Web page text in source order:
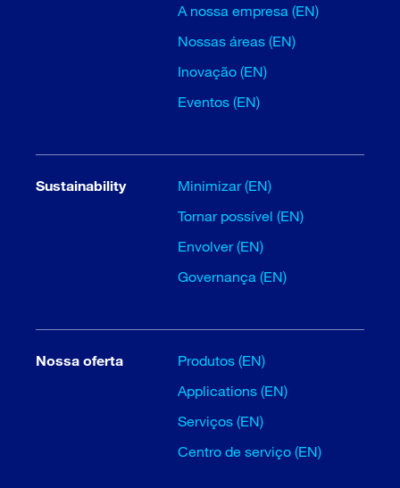
A nossa empresa (EN)
Nossas áreas (EN)
Inovação (EN)
Eventos (EN)
Sustainability
Minimizar (EN)
Tornar possível (EN)
Envolver (EN)
Governança (EN)
Nossa oferta
Produtos (EN)
Applications (EN)
Serviços (EN)
Centro de serviço (EN)